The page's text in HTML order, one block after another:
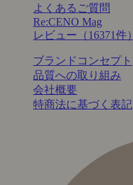
よくあるご質問
Re:CENO Mag
レビュー（16371件）
ブランドコンセプト
品質への取り組み
会社概要
特商法に基づく表記